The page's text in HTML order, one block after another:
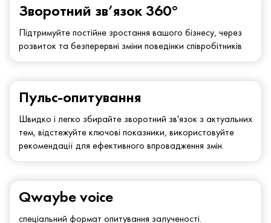
Зворотний зв’язок 360°
Підтримуйте постійне зростання вашого бізнесу, через
розвиток та безперервні зміни поведінки співробітників
Qwaybe voice
спеціальний формат опитування залученості.
Пульс-опитування
Швидко і легко збирайте зворотний зв'язок з актуальних
тем, відстежуйте ключові показники, використовуйте
рекомендації для ефективного впровадження змін.